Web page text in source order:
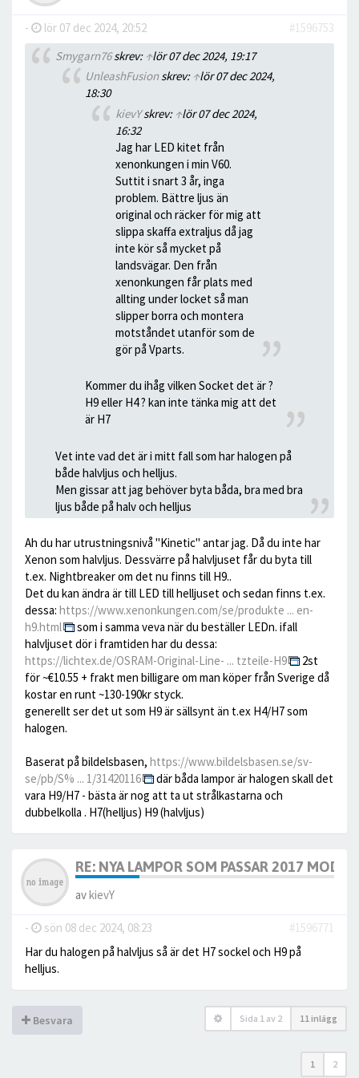
- lör 07 dec 2024, 20:52
#1596753
Smygarn76skrev: ↑lör 07 dec 2024, 19:17
UnleashFusionskrev: ↑lör 07 dec 2024,
18:30
kievYskrev: ↑lör 07 dec 2024,
16:32
Jag har LED kitet från
xenonkungen i min V60.
Suttit i snart 3 år, inga
problem. Bättre ljus än
original och räcker för mig att
slippa skaffa extraljus då jag
inte kör så mycket på
landsvägar. Den från
xenonkungen får plats med
allting under locket så man
slipper borra och montera
motståndet utanför som de
gör på Vparts.
Kommer du ihåg vilken Socket det är ?
H9 eller H4 ? kan inte tänka mig att det
är H7
Vet inte vad det är i mitt fall som har halogen på
både halvljus och helljus.
Men gissar att jag behöver byta båda, bra med bra
ljus både på halv och helljus
Ah du har utrustningsnivå "Kinetic" antar jag. Då du inte har
Xenon som halvljus. Dessvärre på halvljuset får du byta till
t.ex. Nightbreaker om det nu finns till H9..
Det du kan ändra är till LED till helljuset och sedan finns t.ex.
dessa: https://www.xenonkungen.com/se/produkte ... en-
h9.html
som i samma veva när du beställer LEDn. ifall
halvljuset dör i framtiden har du dessa:
https://lichtex.de/OSRAM-Original-Line- ... tzteile-H9
2st
för ~€10.55 + frakt men billigare om man köper från Sverige då
kostar en runt ~130-190kr styck.
generellt ser det ut som H9 är sällsynt än t.ex H4/H7 som
halogen.
Baserat på bildelsbasen, https://www.bildelsbasen.se/sv-
se/pb/S% ... 1/31420116
där båda lampor är halogen skall det
vara H9/H7 - bästa är nog att ta ut strålkastarna och
dubbelkolla . H7(helljus) H9 (halvljus)
RE: NYA LAMPOR SOM PASSAR 2017
avkievY
- sön 08 dec 2024, 08:23
#1596771
Har du halogen på halvljus så är det H7 sockel och H9 på
helljus.
Besvara Sida 1 av 2 11 inlägg
1 2